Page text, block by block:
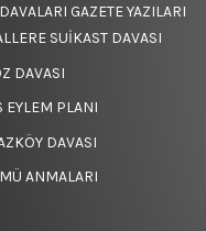
GAZETE YAZILARI
SUİKAST DAVASI
DAVASI
EYLEM PLANI
DAVASI
ANMALARI